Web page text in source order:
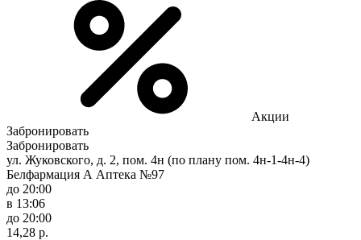
Акции
Забронировать
Забронировать
ул. Жуковского, д. 2, пом. 4н (по плану пом. 4н-1-4н-4)
Белфармация А Аптека №97
до 20:00
в 13:06
до 20:00
14,28 р.